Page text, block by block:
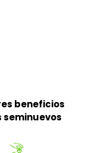
beneficios